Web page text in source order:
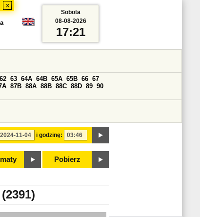
x
i godzinę:
62 63 64A 64B 65A 65B 66 67
87B 88A 88B 88C 88D 89 90
Pobierz
Sobota
08-08-2026
17:21